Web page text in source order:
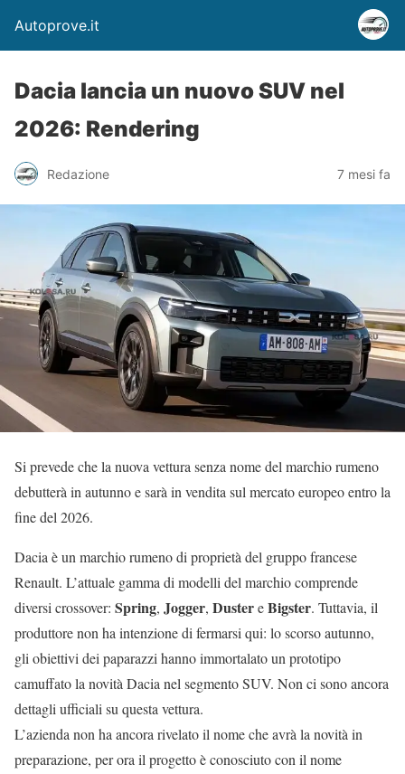
Autoprove.it
Dacia lancia un nuovo SUV nel
2026: Rendering
Redazione 7 mesi fa
Si prevede che la nuova vettura senza nome del marchio rumeno
debutterà in autunno e sarà in vendita sul mercato europeo entro la
fine del 2026.
Dacia è un marchio rumeno di proprietà del gruppo francese
Renault. L’attuale gamma di modelli del marchio comprende
diversi crossover: Spring, Jogger, DustereBigster. Tuttavia, il
produttore non ha intenzione di fermarsi qui: lo scorso autunno,
gli obiettivi dei paparazzi hanno immortalato un prototipo
camuffato la novità Dacia nel segmento SUV. Non ci sono ancora
dettagli ufficiali su questa vettura.
L’azienda non ha ancora rivelato il nome che avrà la novità in
preparazione, per ora il progetto è conosciuto con il nome